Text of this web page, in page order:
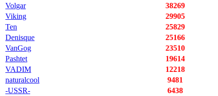
Volgar
38269
Viking
29905
Ten
25829
Denisque
25166
VanGog
23510
Pashtet
19614
VADIM
12218
naturalcool
9481
-USSR-
6438